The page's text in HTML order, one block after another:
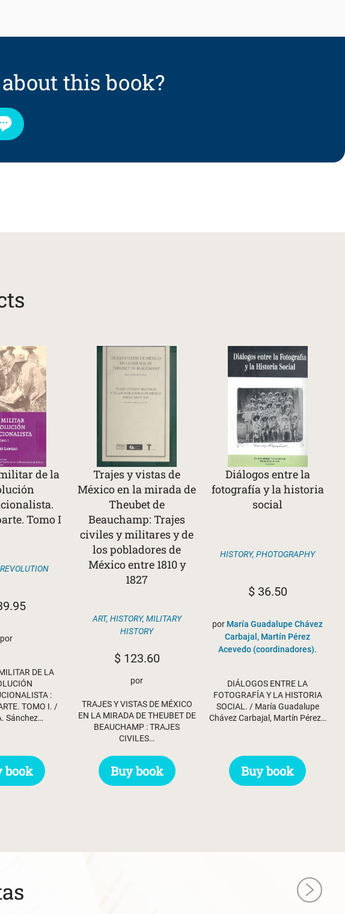
this book?
de la
Tomo I
REVOLUTION
por
DE LA
:
TOMO I. /
Sánchez…
book
Trajes y vistas de
México en la mirada de
Theubet de
Beauchamp: Trajes
civiles y militares y de
los pobladores de
México entre 1810 y
1827
ART, HISTORY, MILITARY
HISTORY
$123.60
por
TRAJES Y VISTAS DE MÉXICO
EN LA MIRADA DE THEUBET DE
BEAUCHAMP : TRAJES
CIVILES…
Buy book
Diálogos entre la
fotografía y la historia
social
HISTORY,PHOTOGRAPHY
$36.50
por María Guadalupe Chávez
Carbajal, Martín Pérez
Acevedo (coordinadores).
DIÁLOGOS ENTRE LA
FOTOGRAFÍA Y LA HISTORIA
SOCIAL. / María Guadalupe
Chávez Carbajal, Martín Pérez…
Buy book